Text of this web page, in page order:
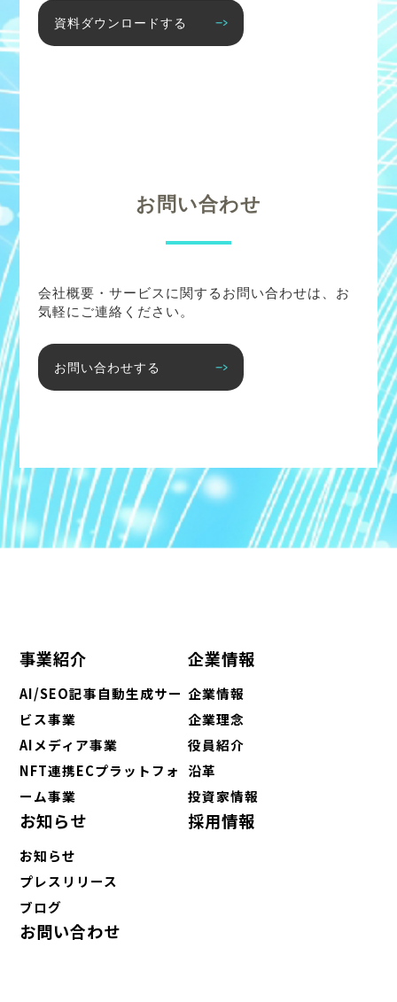
資料ダウンロードする
お問い合わせ
会社概要・サービスに関するお問い合わせは、お
気軽にご連絡ください。
お問い合わせする
事業紹介
AI/SEO記事自動生成サー
ビス事業
AIメディア事業
NFT連携ECプラットフォ
ーム事業
企業情報
企業情報
企業理念
役員紹介
沿革
投資家情報
お知らせ
お知らせ
プレスリリース
ブログ
採用情報
お問い合わせ